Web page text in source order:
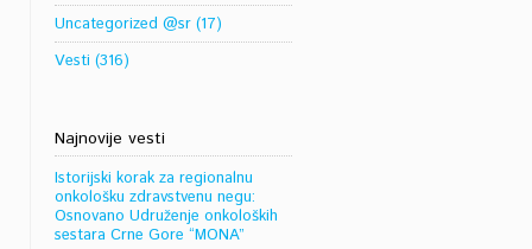
Uncategorized @sr (17)
Vesti (316)
Najnovije vesti
Istorijski korak za regionalnu
onkološku zdravstvenu negu:
Osnovano Udruženje onkoloških
sestara Crne Gore “MONA”